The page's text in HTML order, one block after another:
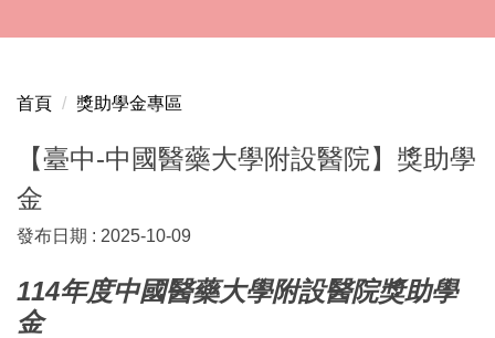
到
要
首頁 獎助學金專區
【臺中-中國醫藥大學附設醫院】獎助學
金
發布日期 : 2025-10-09
114年度中國醫藥大學附設醫院獎助學
金